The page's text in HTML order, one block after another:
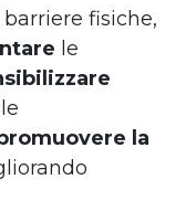
fisiche,
le
la